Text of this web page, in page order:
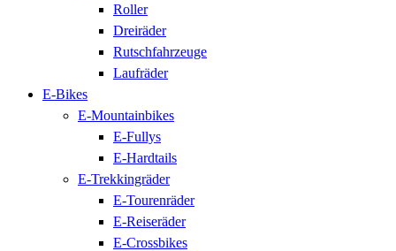
Roller
Dreiräder
Rutschfahrzeuge
Laufräder
E-Bikes
E-Mountainbikes
E-Fullys
E-Hardtails
E-Trekkingräder
E-Tourenräder
E-Reiseräder
E-Crossbikes